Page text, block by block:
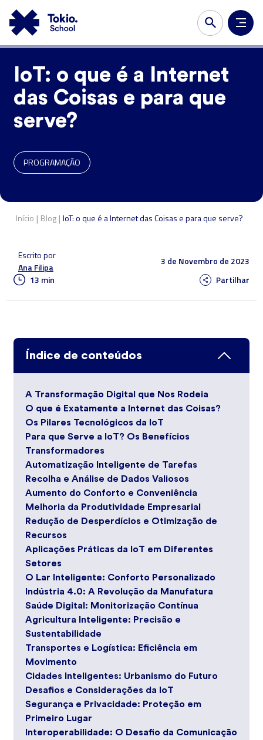
IoT: o que é a Internet
das Coisas e para que
serve?
PROGRAMAÇÃO
Início | Blog | IoT: o que é a Internet das Coisas e para que serve?
Escrito por
Ana Filipa
3 de Novembro de 2023
13 min
Partilhar
Índice de conteúdos
A Transformação Digital que Nos Rodeia
O que é Exatamente a Internet das Coisas?
Os Pilares Tecnológicos da IoT
Para que Serve a IoT? Os Benefícios
Transformadores
Automatização Inteligente de Tarefas
Recolha e Análise de Dados Valiosos
Aumento do Conforto e Conveniência
Melhoria da Produtividade Empresarial
Redução de Desperdícios e Otimização de
Recursos
Aplicações Práticas da IoT em Diferentes
Setores
O Lar Inteligente: Conforto Personalizado
Indústria 4.0: A Revolução da Manufatura
Saúde Digital: Monitorização Contínua
Agricultura Inteligente: Precisão e
Sustentabilidade
Transportes e Logística: Eficiência em
Movimento
Cidades Inteligentes: Urbanismo do Futuro
Desafios e Considerações da IoT
Segurança e Privacidade: Proteção em
Primeiro Lugar
Interoperabilidade: O Desafio da Comunicação